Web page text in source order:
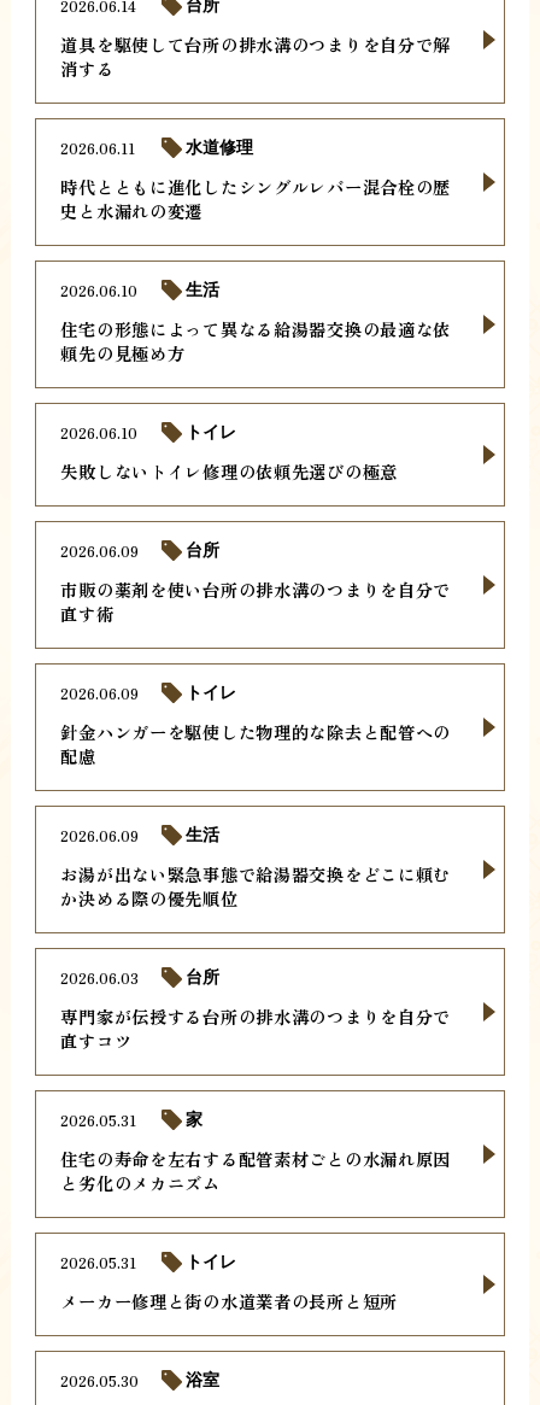
道具を駆使して台所の排水溝のつまりを自分で解
消する
2026.06.14 台所
時代とともに進化したシングルレバー混合栓の歴
史と水漏れの変遷
2026.06.11 水道修理
住宅の形態によって異なる給湯器交換の最適な依
頼先の見極め方
2026.06.10 生活
失敗しないトイレ修理の依頼先選びの極意
2026.06.10 トイレ
市販の薬剤を使い台所の排水溝のつまりを自分で
直す術
2026.06.09 台所
針金ハンガーを駆使した物理的な除去と配管への
配慮
2026.06.09 トイレ
お湯が出ない緊急事態で給湯器交換をどこに頼む
か決める際の優先順位
2026.06.09 生活
専門家が伝授する台所の排水溝のつまりを自分で
直すコツ
2026.06.03 台所
住宅の寿命を左右する配管素材ごとの水漏れ原因
と劣化のメカニズム
2026.05.31 家
メーカー修理と街の水道業者の長所と短所
2026.05.31 トイレ
2026.05.30 浴室